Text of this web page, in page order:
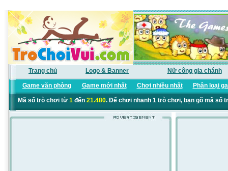
Trang chủ Logo & Banner Nữ công gia chánh
Game văn phòng Game mới nhất Chơi nhiều nhất Phân loại
Mã số trò chơi từ 1đến 21.480. Để chơi nhanh 1 trò chơi, bạn gõ mã số